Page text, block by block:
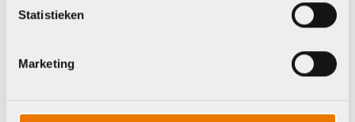
Statistieken
Marketing
Trek